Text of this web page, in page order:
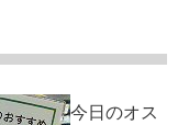
今日のオス